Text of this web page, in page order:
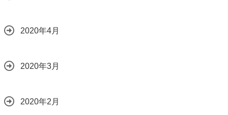
2020年4月
2020年3月
2020年2月